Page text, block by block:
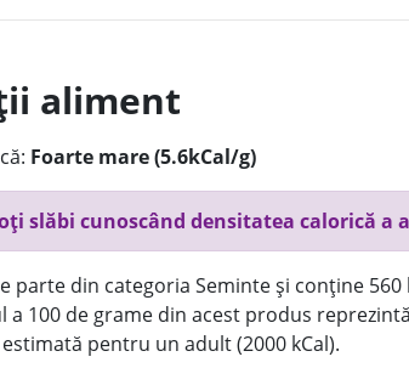
aliment
Foarte mare (5.6kCal/g)
slăbi cunoscând densitatea calorică a
parte din categoria Seminte și conține 560
a 100 de grame din acest produs
pentru un adult (2000 kCal).